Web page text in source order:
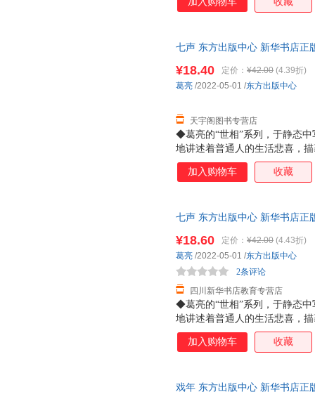
悲伤的洪流以不同形式刷洗着
一般的串起边缘人、世间事，
是普通人（小人物）面对浮沉
气与久违的气节风骨。也许这
七声 东方出版中心 新华书店正
◆葛亮的“世相”系列，于静态
地讲述着普通人的生活悲喜，
也不太会有大开大阖的面目。
悲伤的洪流以不同形式刷洗着
一般的串起边缘人、世间事，
是普通人（小人物）面对浮沉
气与久违的气节风骨。也许这
息尚存于民间奇人与知
¥18.40 定价： ¥42.00 (4.39折)
天宇阁图书专营店
葛亮 /2022-05-01 /东方出版中心
加入购物车 收藏
七声 东方出版中心 新华书店正
◆葛亮的“世相”系列，于静态
地讲述着普通人的生活悲喜，
也不太会有大开大阖的面目。
悲伤的洪流以不同形式刷洗着
一般的串起边缘人、世间事，
¥18.60 定价： ¥42.00 (4.43折)
四川新华书店教育专营店
2条评论
葛亮 /2022-05-01 /东方出版中心
加入购物车 收藏
戏年 东方出版中心 新华书店正